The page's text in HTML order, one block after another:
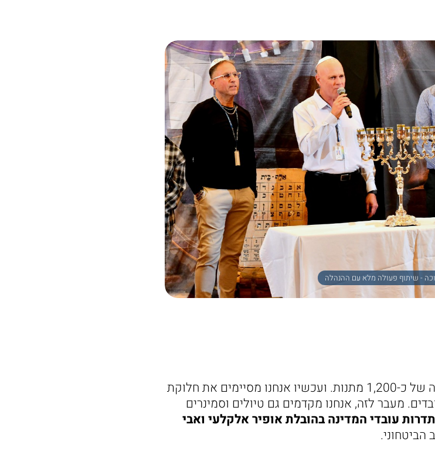
- שיתוף פעולה מלא עם ההנהלה
בנוסף, חגגנו את יום המשפחה עם חלוקה של כ-1,200 מתנות. ועכשיו אנחנו מסיימים את חלוקת
מעבר לזה, אנחנו מקדמים גם טיולים וסמינרים
עובדי המדינה בהובלת אופיר אלקלעי ואבי